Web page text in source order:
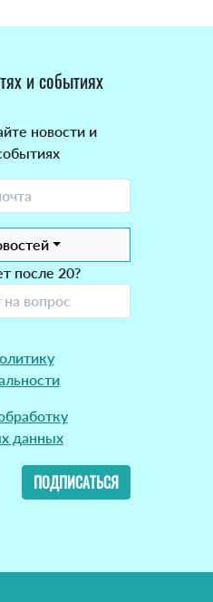
и событиях
новости и
после 20?
данных
ПОДПИСАТЬСЯ